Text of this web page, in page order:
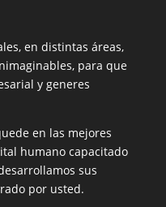
en distintas áreas,
para que
y generes
en las mejores
humano capacitado
sus
por usted.